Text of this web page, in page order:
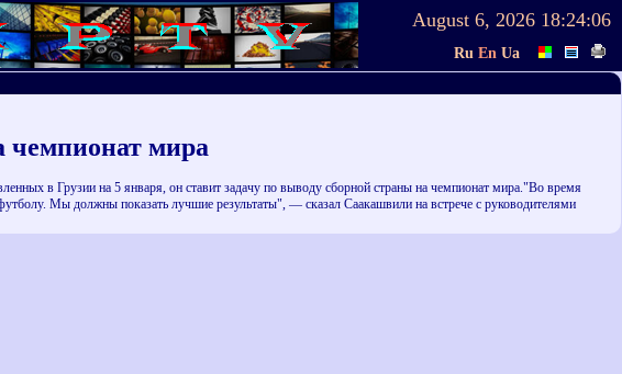
August 6, 2026 18:24:06
Ru En Ua
чемпионат мира
в Грузии на 5 января, он ставит задачу по выводу сборной страны на чемпионат мира."Во время
Мы должны показать лучшие результаты", — сказал Саакашвили на встрече с руководителями